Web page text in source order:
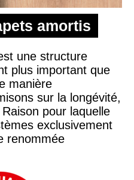
amortis
une structure
plus important que
manière
sur la longévité,
pour laquelle
exclusivement
renommée